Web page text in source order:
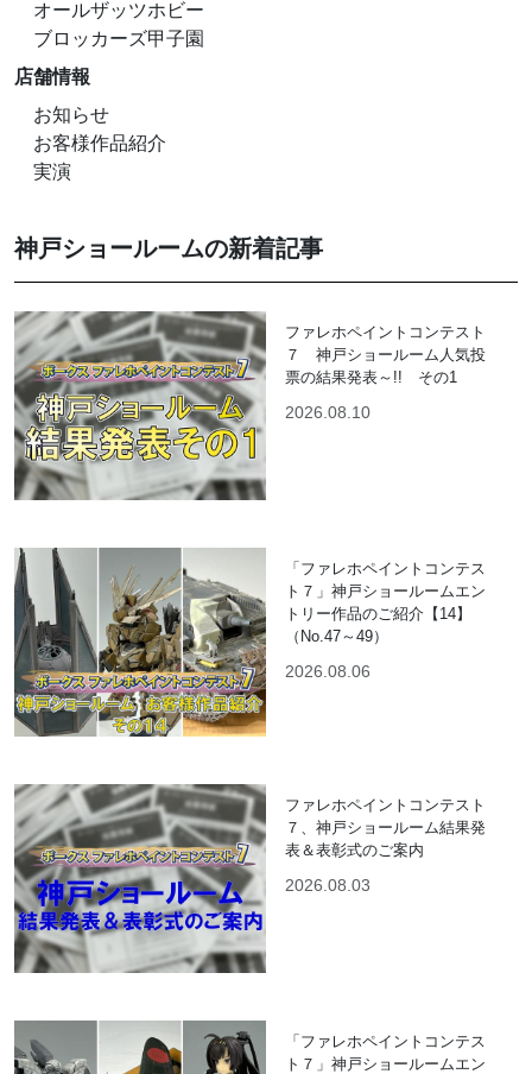
オールザッツホビー
ブロッカーズ甲子園
店舗情報
お知らせ
お客様作品紹介
実演
神戸ショールームの新着記事
ファレホペイントコンテスト
７ 神戸ショールーム人気投
票の結果発表～!! その1
2026.08.10
「ファレホペイントコンテス
ト７」神戸ショールームエン
トリー作品のご紹介【14】
（No.47～49）
2026.08.06
ファレホペイントコンテスト
７、神戸ショールーム結果発
表＆表彰式のご案内
2026.08.03
「ファレホペイントコンテス
ト７」神戸ショールームエン